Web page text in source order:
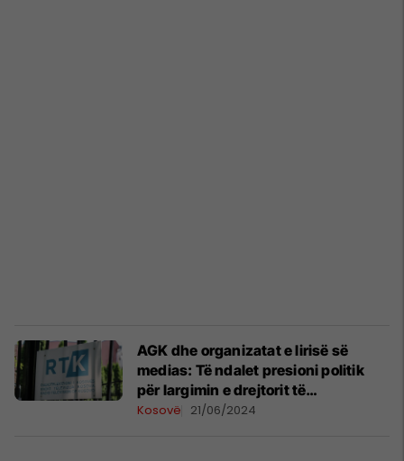
AGK dhe organizatat e lirisë së
medias: Të ndalet presioni politik
për largimin e drejtorit të
përgjithshëm të RTK-së
Kosovë 21/06/2024